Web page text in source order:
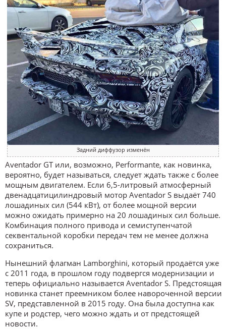
Задний диффузор изменён
Aventador GT или, возможно, Performante, как новинка,
вероятно, будет называться, следует ждать также с более
мощным двигателем. Если 6,5-литровый атмосферный
двенадцатицилиндровый мотор Aventador S выдаёт 740
лошадиных сил (544 кВт), от более мощной версии
можно ожидать примерно на 20 лошадиных сил больше.
Комбинация полного привода и семиступенчатой
секвентальной коробки передач тем не менее должна
сохраниться.
Нынешний флагман Lamborghini, который продаётся уже
с 2011 года, в прошлом году подвергся модернизации и
теперь официально называется Aventador S. Предстоящая
новинка станет преемником более навороченной версии
SV, представленной в 2015 году. Она была доступна как
купе и родстер, чего можно ждать и от предстоящей
новости.